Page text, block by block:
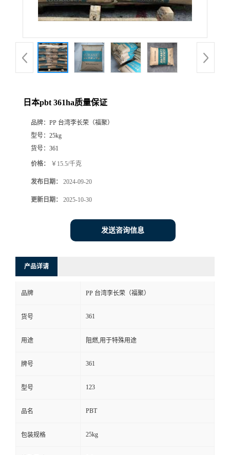
日本pbt 361ha质量保证
品牌： PP 台湾李长荣（福聚）
型号： 25kg
货号： 361
价格： ￥15.5/千克
发布日期： 2024-09-20
更新日期： 2025-10-30
发送咨询信息
产品详请
品牌 PP 台湾李长荣（福聚）
货号 361
用途 阻燃,用于特殊用途
牌号 361
型号 123
品名 PBT
包装规格 25kg